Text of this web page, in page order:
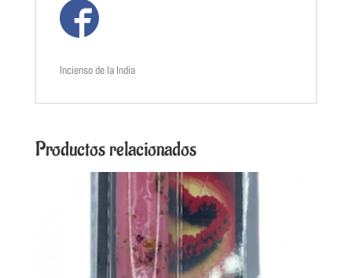
Incienso de la India
Productos relacionados